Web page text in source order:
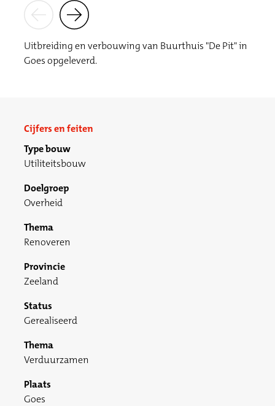
Uitbreiding en verbouwing van Buurthuis "De Pit" in
Goes opgeleverd.
Cijfers en feiten
Type bouw
Utiliteitsbouw
Doelgroep
Overheid
Thema
Renoveren
Provincie
Zeeland
Status
Gerealiseerd
Thema
Verduurzamen
Plaats
Goes